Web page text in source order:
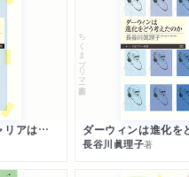
「とりあえず」でキャリアは決まる
ちくまプリマー新書
長谷川眞理子著